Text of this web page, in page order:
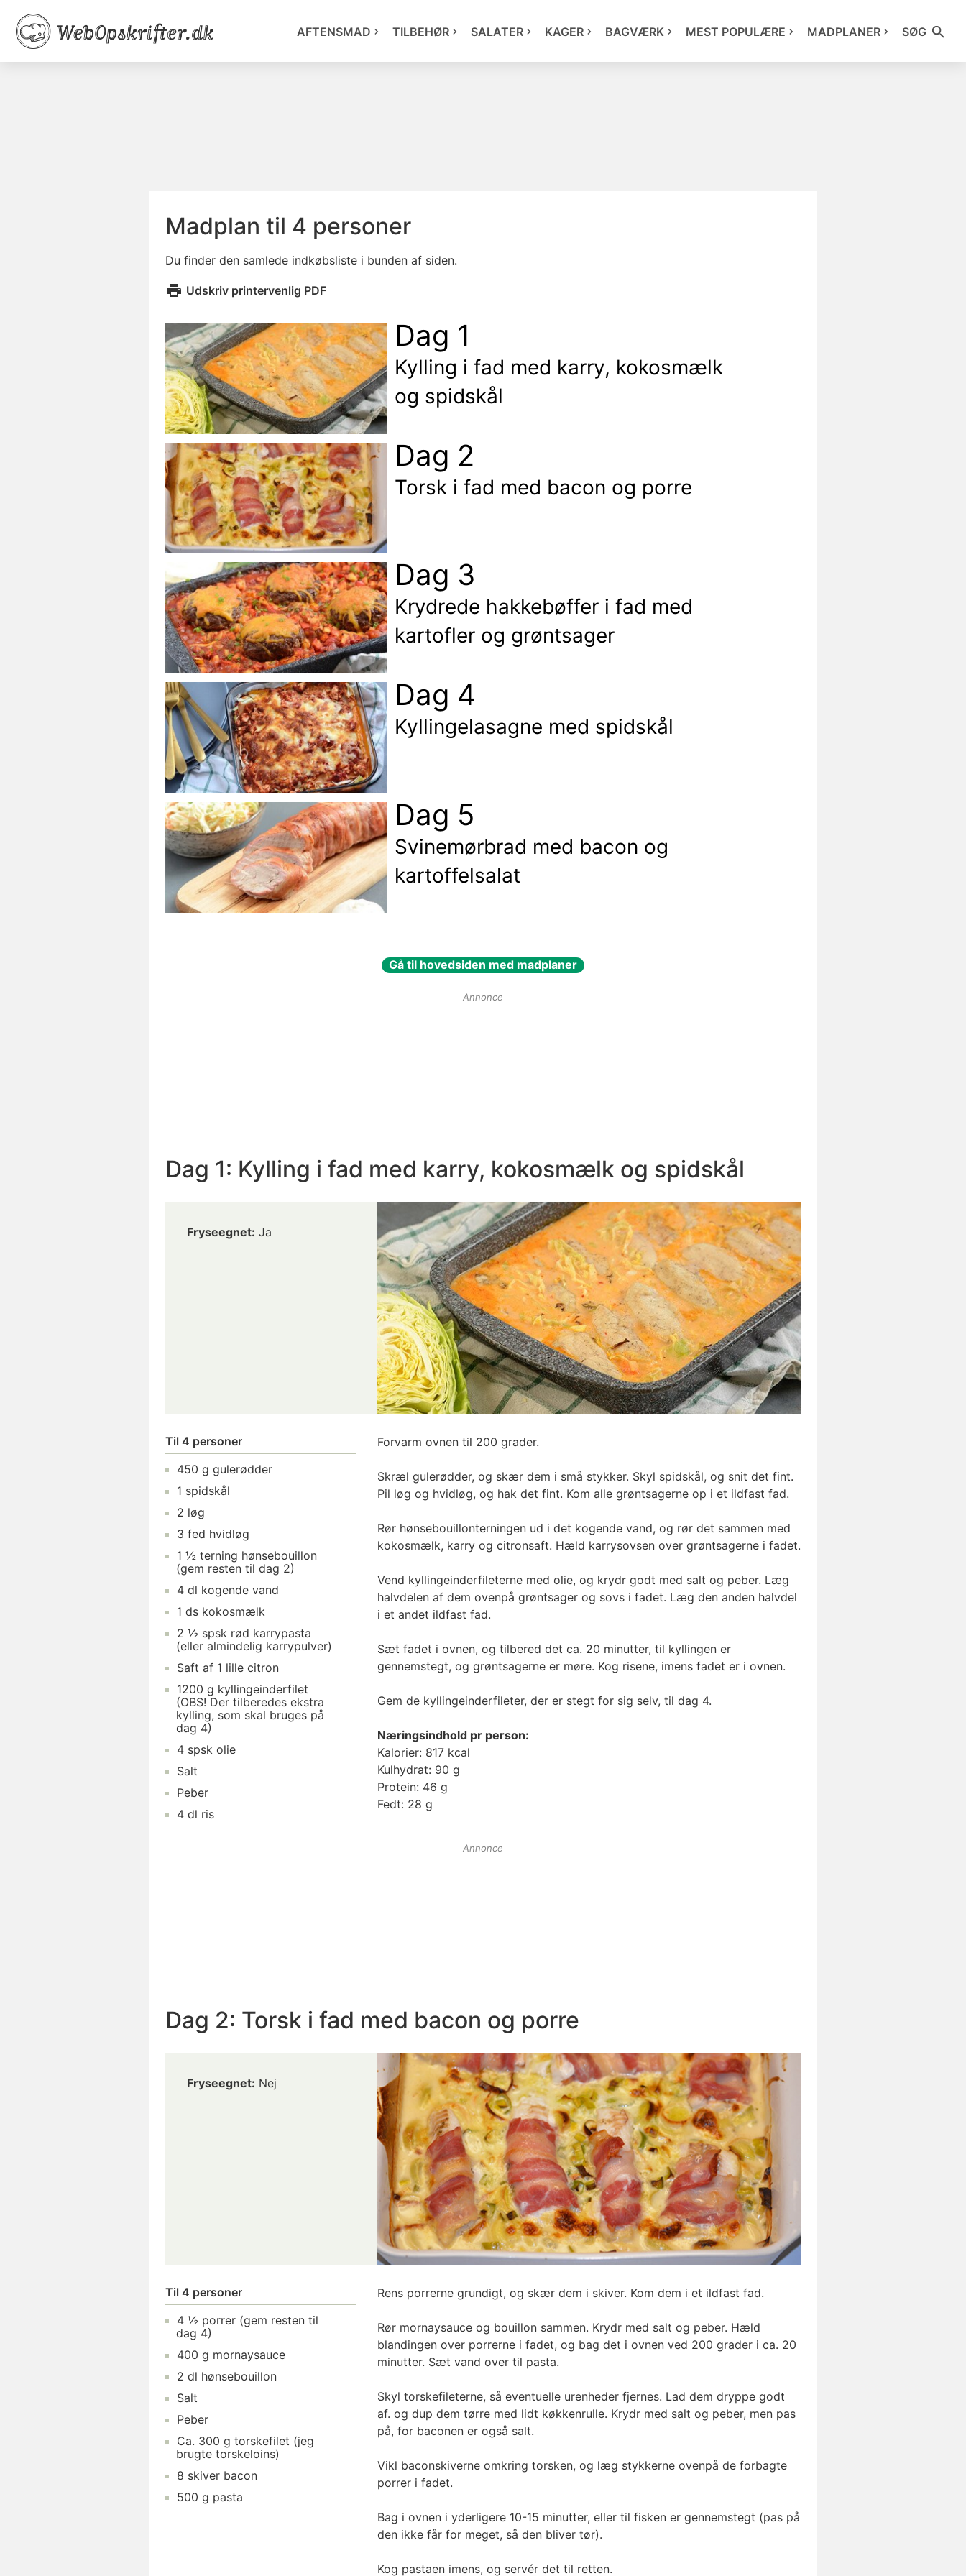
AFTENSMAD TILBEHØR SALATER KAGER BAGVÆRK MEST POPULÆRE MADPLANER SØG
Madplan til 4 personer
Du finder den samlede indkøbsliste i bunden af siden.
Udskriv printervenlig PDF
Dag 1
Kylling i fad med karry, kokosmælk
og spidskål
Dag 2
Torsk i fad med bacon og porre
Dag 3
Krydrede hakkebøffer i fad med
kartofler og grøntsager
Dag 4
Kyllingelasagne med spidskål
Dag 5
Svinemørbrad med bacon og
kartoffelsalat
Gå til hovedsiden med madplaner
Annonce
Dag 1: Kylling i fad med karry, kokosmælk og spidskål
Fryseegnet: Ja
Til 4 personer
450 g gulerødder
1 spidskål
2 løg
3 fed hvidløg
1 ½ terning hønsebouillon
(gem resten til dag 2)
4 dl kogende vand
1 ds kokosmælk
2 ½ spsk rød karrypasta
(eller almindelig karrypulver)
Saft af 1 lille citron
1200 g kyllingeinderfilet
(OBS! Der tilberedes ekstra
kylling, som skal bruges på
dag 4)
4 spsk olie
Salt
Peber
4 dl ris
Forvarm ovnen til 200 grader.
Skræl gulerødder, og skær dem i små stykker. Skyl spidskål, og snit det fint.
Pil løg og hvidløg, og hak det fint. Kom alle grøntsagerne op i et ildfast fad.
Rør hønsebouillonterningen ud i det kogende vand, og rør det sammen med
kokosmælk, karry og citronsaft. Hæld karrysovsen over grøntsagerne i fadet.
Vend kyllingeinderfileterne med olie, og krydr godt med salt og peber. Læg
halvdelen af dem ovenpå grøntsager og sovs i fadet. Læg den anden halvdel
i et andet ildfast fad.
Sæt fadet i ovnen, og tilbered det ca. 20 minutter, til kyllingen er
gennemstegt, og grøntsagerne er møre. Kog risene, imens fadet er i ovnen.
Gem de kyllingeinderfileter, der er stegt for sig selv, til dag 4.
Næringsindhold pr person:
Kalorier: 817 kcal
Kulhydrat: 90 g
Protein: 46 g
Fedt: 28 g
Annonce
Dag 2: Torsk i fad med bacon og porre
Fryseegnet: Nej
Til 4 personer
4 ½ porrer (gem resten til
dag 4)
400 g mornaysauce
2 dl hønsebouillon
Salt
Peber
Ca. 300 g torskefilet (jeg
brugte torskeloins)
8 skiver bacon
500 g pasta
Rens porrerne grundigt, og skær dem i skiver. Kom dem i et ildfast fad.
Rør mornaysauce og bouillon sammen. Krydr med salt og peber. Hæld
blandingen over porrerne i fadet, og bag det i ovnen ved 200 grader i ca. 20
minutter. Sæt vand over til pasta.
Skyl torskefileterne, så eventuelle urenheder fjernes. Lad dem dryppe godt
af. og dup dem tørre med lidt køkkenrulle. Krydr med salt og peber, men pas
på, for baconen er også salt.
Vikl baconskiverne omkring torsken, og læg stykkerne ovenpå de forbagte
porrer i fadet.
Bag i ovnen i yderligere 10-15 minutter, eller til fisken er gennemstegt (pas på
den ikke får for meget, så den bliver tør).
Kog pastaen imens, og servér det til retten.